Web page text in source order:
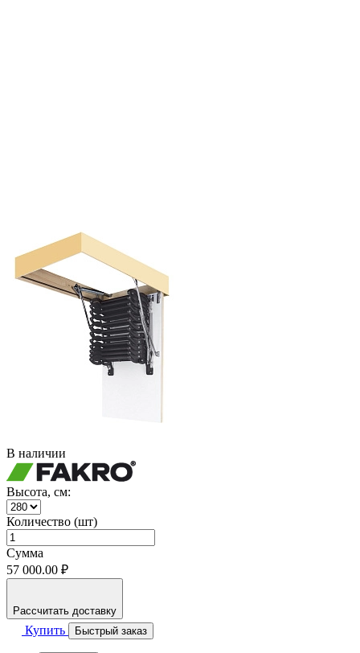
В наличии
Высота, см:
Количество (шт)
Сумма
57 000.00 ₽
Рассчитать доставку
Купить Быстрый заказ